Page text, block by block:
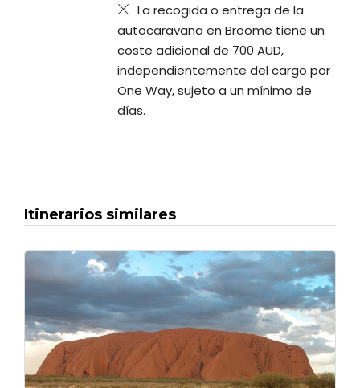
La recogida o entrega de la
autocaravana en Broome tiene un
coste adicional de 700 AUD,
independientemente del cargo por
One Way, sujeto a un mínimo de
días.
Itinerarios similares